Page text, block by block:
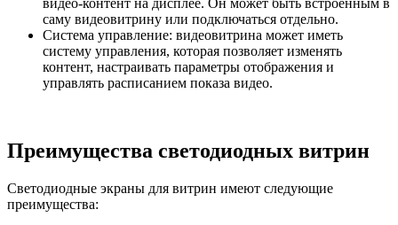
саму видеовитрину или подключаться отдельно.
Система управление: видеовитрина может иметь
систему управления, которая позволяет изменять
контент, настраивать параметры отображения и
управлять расписанием показа видео.
Преимущества светодиодных витрин
Светодиодные экраны для витрин имеют следующие
преимущества: